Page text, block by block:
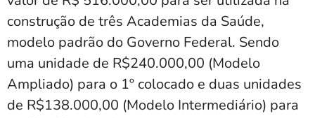
construção de três Academias da Saúde,
modelo padrão do Governo Federal. Sendo
uma unidade de R$240.000,00 (Modelo
Ampliado) para o 1º colocado e duas unidades
de R$138.000,00 (Modelo Intermediário) para